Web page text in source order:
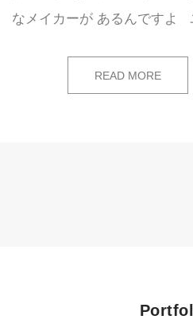
なメイカーが あるんですよ
READ MORE